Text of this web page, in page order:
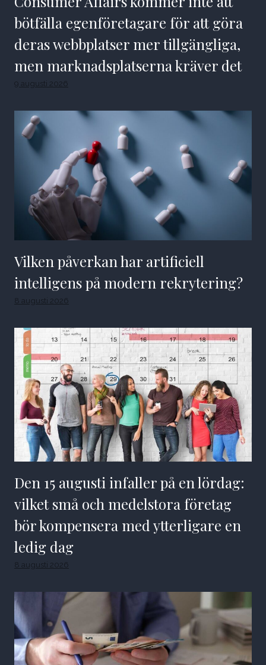
bötfälla egenföretagare för att göra
deras webbplatser mer tillgängliga,
men marknadsplatserna kräver det
9 augusti 2026
Vilken påverkan har artificiell
intelligens på modern rekrytering?
8 augusti 2026
Den 15 augusti infaller på en lördag:
vilket små och medelstora företag
bör kompensera med ytterligare en
ledig dag
8 augusti 2026